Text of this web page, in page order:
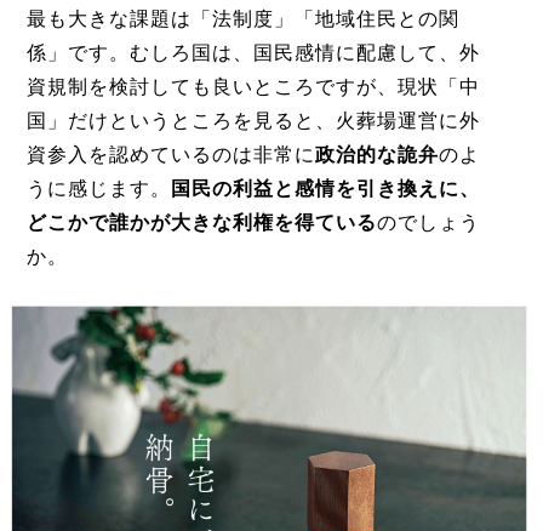
最も大きな課題は「法制度」「地域住民との関
係」です。むしろ国は、国民感情に配慮して、外
資規制を検討しても良いところですが、現状「中
国」だけというところを見ると、火葬場運営に外
資参入を認めているのは非常に政治的な詭弁のよ
うに感じます。
国民の利益と感情を引き換えに、
どこかで誰かが大きな利権を得ているのでしょう
か。